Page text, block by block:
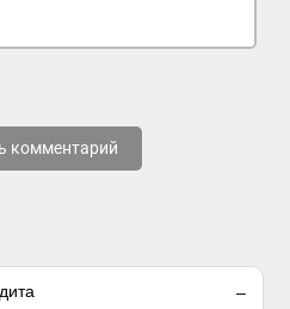
комментарий